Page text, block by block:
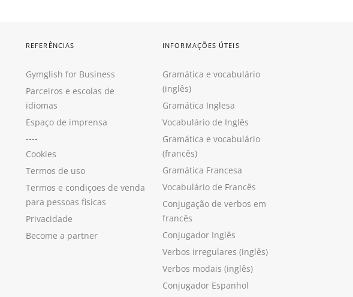
REFERÊNCIAS
Gymglish for Business
Parceiros e escolas de
idiomas
Espaço de imprensa
----
Cookies
Termos de uso
Termos e condiçoes de venda
para pessoas fisicas
Privacidade
Become a partner
INFORMAÇÕES ÚTEIS
Gramática e vocabulário
(inglês)
Gramática Inglesa
Vocabulário de Inglês
Gramática e vocabulário
(francês)
Gramática Francesa
Vocabulário de Francês
Conjugação de verbos em
francês
Conjugador Inglês
Verbos irregulares (inglês)
Verbos modais (inglês)
Conjugador Espanhol